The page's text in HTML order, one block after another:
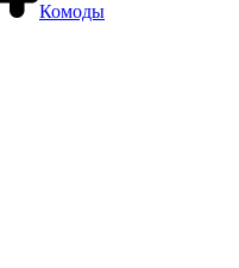
Комоды